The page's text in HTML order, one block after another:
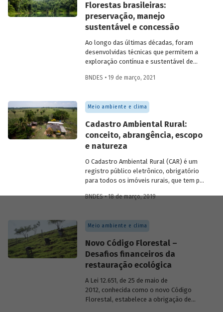
Florestas brasileiras:
preservação, manejo
sustentável e concessão
Ao longo das últimas décadas, foram
desenvolvidas técnicas que permitem a
exploração contínua e sustentável de
em unidades de conservação que
Florestas Nacionais. Essas técnicas se
baseiam no manejo florestal sustentável,
contínua recuperação da vegetação. Saiba
mais sobre como as concessões
florestais podem contribuir para
garantir, além da preservação das
florestas, benefícios econômicos e
sociais para as populações locais.
BNDES • 19 de março, 2021
Meio ambiente e clima
Cadastro Ambiental Rural:
conceito, abrangência, escopo
e natureza
O Cadastro Ambiental Rural (CAR) é um
registro público eletrônico, obrigatório
para todos os imóveis rurais, que tem por
ambientais referentes à situação das
e dos remanescentes de vegetação
nativa, das áreas de uso restrito e das
áreas consolidadas das propriedades e
posses rurais do país.
BNDES • 18 de março, 2019
Meio ambiente e clima
Novo Código Florestal –
Desafios financeiros da
restauração ecológica
A Lei 12.651, de 25 de maio de
2012, conhecida como o novo Código
Florestal, estabelece a obrigação de